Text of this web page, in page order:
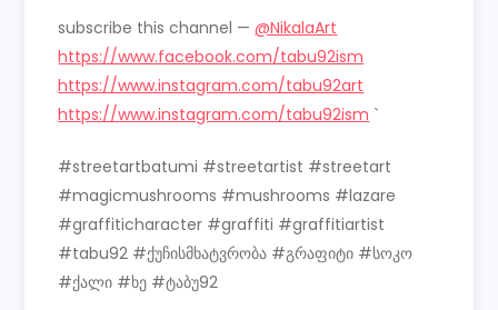
subscribe this channel —@NikalaArt
https://www.facebook.com/tabu92ism
https://www.instagram.com/tabu92art
https://www.instagram.com/tabu92ism `
#streetartbatumi #streetartist #streetart
#magicmushrooms #mushrooms #lazare
#graffiticharacter #graffiti #graffitiartist
#tabu92 #ქუჩისმხატვრობა #გრაფიტი #სოკო
#ქალი #ხე #ტაბუ92